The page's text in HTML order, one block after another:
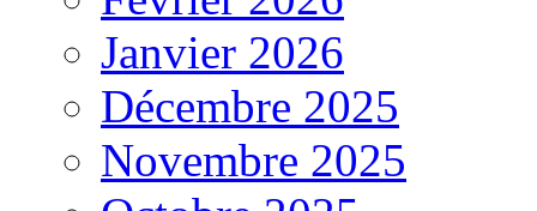
Janvier 2026
Décembre 2025
Novembre 2025